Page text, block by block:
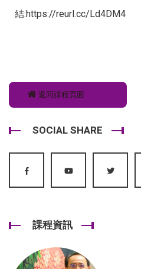
結:https://reurl.cc/Ld4DM4
返回課程頁面
SOCIAL SHARE
課程資訊